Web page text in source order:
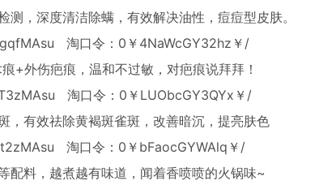
，深度清洁除螨，有效解决油性，痘痘型皮肤。
淘口令：0￥4NaWcGY32hz￥/
外伤疤痕，温和不过敏，对疤痕说拜拜！
淘口令：0￥LUObcGY3QYx￥/
有效祛除黄褐斑雀斑，改善暗沉，提亮肤色
淘口令：0￥bFaocGYWAlq￥/
料，越煮越有味道，闻着香喷喷的火锅味~